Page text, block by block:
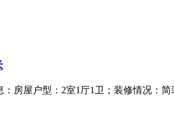
房屋户型：2室1厅1卫；装修情况：